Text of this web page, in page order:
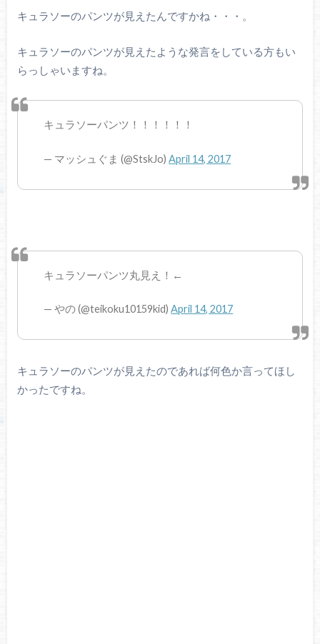
キュラソーのパンツが見えたんですかね・・・。
キュラソーのパンツが見えたような発言をしている方もい
らっしゃいますね。
キュラソーパンツ！！！！！！
— マッシュぐま (@StskJo)April 14, 2017
キュラソーパンツ丸見え！←
— やの (@teikoku10159kid)April 14, 2017
キュラソーのパンツが見えたのであれば何色か言ってほし
かったですね。